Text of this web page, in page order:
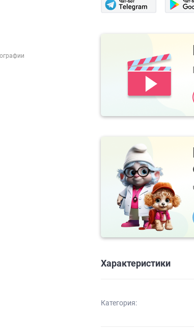
Характеристики
Категория: